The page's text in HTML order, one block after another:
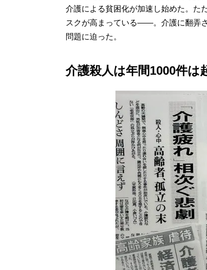
介護による貧困化が加速し始めた。た
スクが高まっている――。介護に翻弄
問題に迫った。
介護殺人は年間1000件は